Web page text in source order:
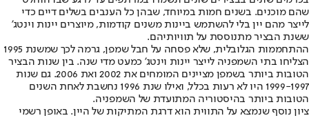
שהם מוכנים. בשנים חמות במיוחד, שבהן כל הענבים בשלים דיים כדי
לייצר מהם יין בלי להשתמש ביינות משנים קודמות, מיוצרים יינות וינטג'
ששנת הבציר מתנוססת על תוויותיהם.
ההתחממות הגלובלית, שלא פסחה על חבל שמפן, גרמה לכך שמשנת 1995
הצליחו בתי השמפניה לייצר יינות וינטג' כמעט מדי שנה. בין שנות הבציר
הטובות ביותר בשמפן מציינים המומחים את 2002 ואת 2006. גם שנות
1999-1997 היו לא רעות בכלל, ואילו שנת 1996 נחשבת לאחת השנים
הטובות ביותר בהיסטוריה המתועדת של השמפניה.
ציון נוסף שנמצא על התווית הוא דרגת המתיקות של היין. באופן רשמי